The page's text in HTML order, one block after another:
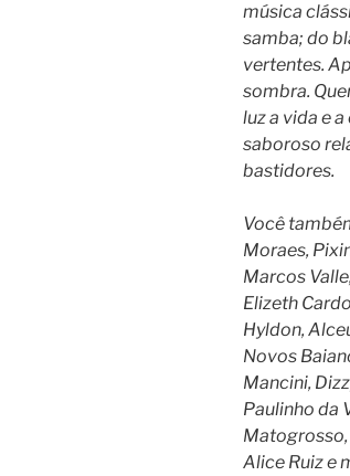
música
samba; do
vertentes.
sombra.
luz a vida e
saboroso
bastidores.
Você
Moraes,
Marcos
Elizeth
Hyldon,
Novos
Mancini,
Paulinho da
Matogrosso,
Alice Ruiz e